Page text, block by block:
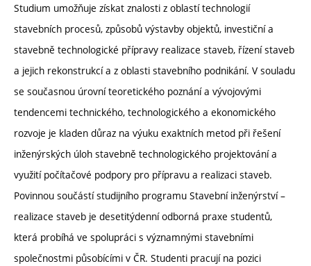
Studium umožňuje získat znalosti z oblastí technologií
stavebních procesů, způsobů výstavby objektů, investiční a
stavebně technologické přípravy realizace staveb, řízení staveb
a jejich rekonstrukcí a z oblasti stavebního podnikání. V souladu
se současnou úrovní teoretického poznání a vývojovými
tendencemi technického, technologického a ekonomického
rozvoje je kladen důraz na výuku exaktních metod při řešení
inženýrských úloh stavebně technologického projektování a
využití počítačové podpory pro přípravu a realizaci staveb.
Povinnou součástí studijního programu Stavební inženýrství –
realizace staveb je desetitýdenní odborná praxe studentů,
která probíhá ve spolupráci s významnými stavebními
společnostmi působícími v ČR. Studenti pracují na pozici